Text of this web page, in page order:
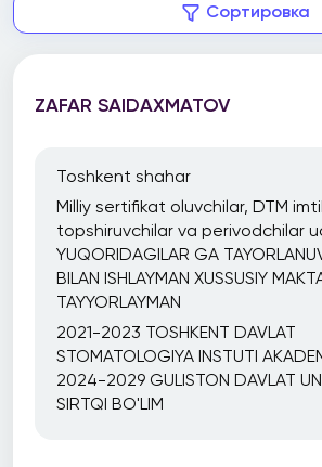
Сортировка
ZAFAR SAIDAXMATOV
Toshkent shahar
Milliy sertifikat oluvchilar, DTM
topshiruvchilar va perivodchilar
YUQORIDAGILAR GA
BILAN ISHLAYMAN XUSSUSIY
TAYYORLAYMAN
2021-2023 TOSHKENT DAVLAT
STOMATOLOGIYA INSTUTI
2024-2029 GULISTON DAVLAT
SIRTQI BO'LIM